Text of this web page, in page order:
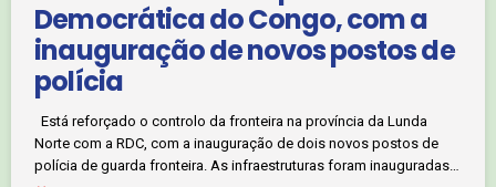
Democrática do Congo, com a
inauguração de novos postos de
polícia
Está reforçado o controlo da fronteira na província da Lunda
Norte com a RDC, com a inauguração de dois novos postos de
polícia de guarda fronteira. As infraestruturas foram inauguradas